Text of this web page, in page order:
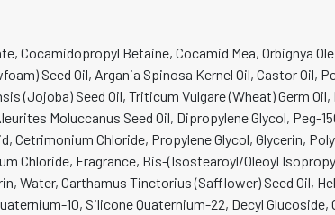
Cocamidopropyl Betaine, Cocamid Mea, Orbignya
Seed Oil, Argania Spinosa Kernel Oil, Castor Oil,
(Jojoba) Seed Oil, Triticum Vulgare (Wheat) Germ
Moluccanus Seed Oil, Dipropylene Glycol,
Cetrimonium Chloride, Propylene Glycol, Glycerin,
Chloride, Fragrance, Bis-(Isostearoyl/Oleoyl
Water, Carthamus Tinctorius (Safflower) Seed Oil,
10, Silicone Quaternium-22, Decyl